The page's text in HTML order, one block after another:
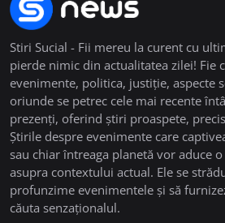
Stiri Sucial - Fii mereu la curent cu
pierde nimic din actualitatea zilei! Fie
evenimente, politica, justiție, aspecte
oriunde se petrec cele mai recente
prezenți, oferind știri proaspete,
Știrile despre evenimente care
sau chiar întreaga planetă vor aduce
asupra contextului actual. Ele se
profunzime evenimentele și să
căuta senzaționalul.